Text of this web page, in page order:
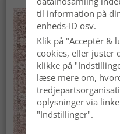
til information på
enheds-ID osv.
Klik på "Acceptér &
cookies, eller juster
klikke på
læse mere om,
oplysninger via
"Indstillinger".